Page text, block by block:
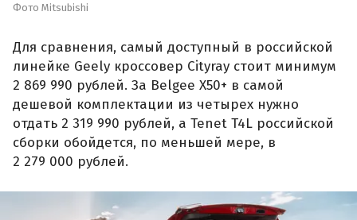
Фото Mitsubishi
Для сравнения, самый доступный в российской
линейке Geely кроссовер Cityray стоит минимум
2 869 990 рублей. За Belgee X50+ в самой
дешевой комплектации из четырех нужно
отдать 2 319 990 рублей, а Tenet T4L российской
сборки обойдется, по меньшей мере, в
2 279 000 рублей.